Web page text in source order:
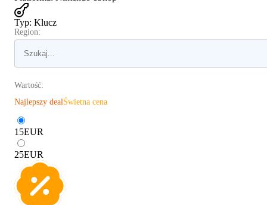
Typ: Klucz
Region:
Wartość:
Najlepszy deal Świetna cena
15EUR
25EUR